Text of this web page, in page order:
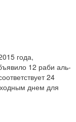
года,
12 раби аль-
24
днем для